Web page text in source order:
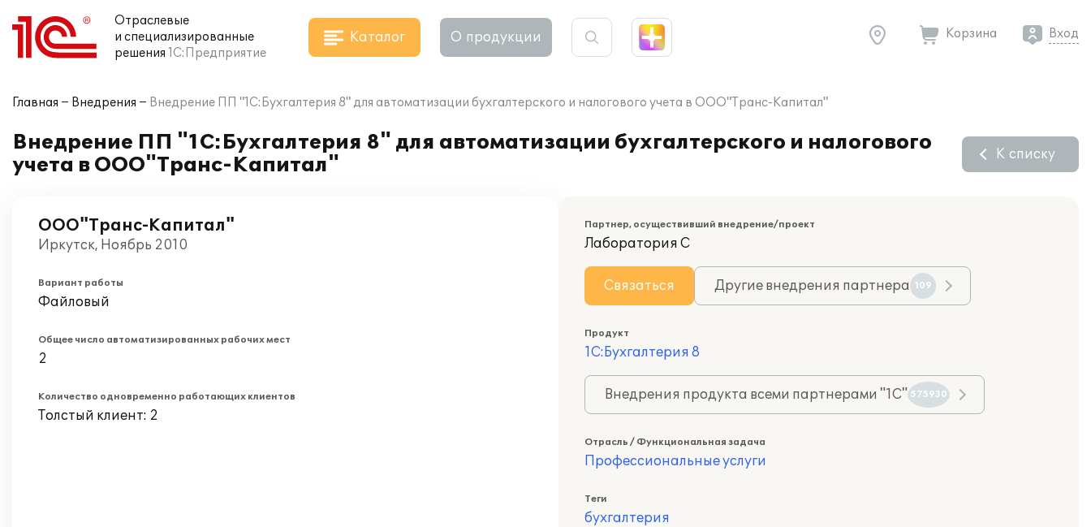
Отраслевые
и специализированные
решения 1С:Предприятие
Каталог О продукции Корзина Вход
Главная Внедрения Внедрение ПП "1С:Бухгалтерия 8" для автоматизации бухгалтерского и налогового учета в ООО"Транс-Капитал"
Внедрение ПП "1С:Бухгалтерия 8" для автоматизации бухгалтерского и налогового
учета в ООО"Транс-Капитал"
К списку
ООО"Транс-Капитал"
Иркутск, Ноябрь 2010
Вариант работы
Файловый
Общее число автоматизированных рабочих мест
2
Количество одновременно работающих клиентов
Толстый клиент: 2
Партнер, осуществивший внедрение/проект
Лаборатория С
Связаться Другие внедрения партнера 109
Продукт
1С:Бухгалтерия 8
Внедрения продукта всеми партнерами "1С" 575930
Отрасль / Функциональная задача
Профессиональные услуги
Теги
бухгалтерия